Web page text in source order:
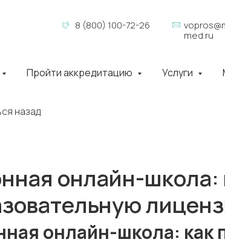
8 (800) 100-72-26
med.ru
Пройти аккредитацию Услуги
назад
онлайн-школа:
онлайн-школа: как